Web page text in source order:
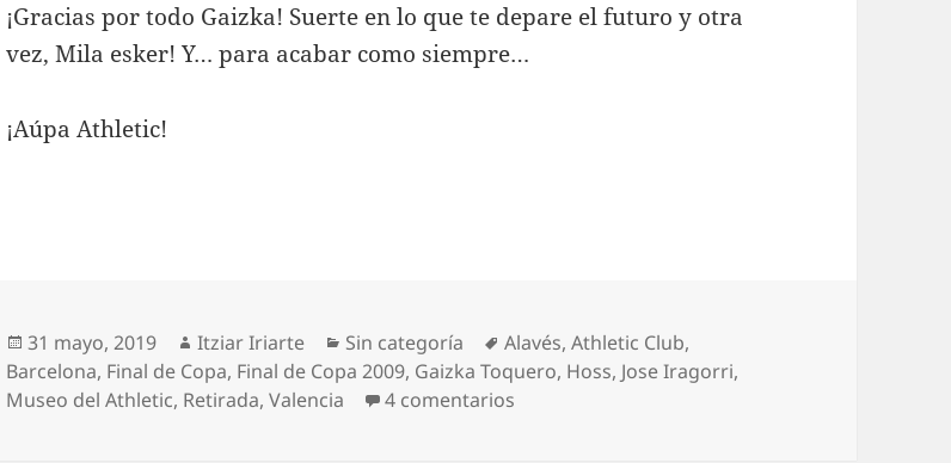
¡Gracias por todo Gaizka! Suerte en lo que te depare el futuro y otra
vez, Mila esker! Y… para acabar como siempre…
¡Aúpa Athletic!
Publicado
el
31 mayo, 2019 Autor
Itziar Iriarte Categorías
Sin categoría Etiquetas
Alavés,Athletic Club,
Barcelona, Final de Copa, Final de Copa 2009, Gaizka Toquero, Hoss, Jose Iragorri,
Museo del Athletic, Retirada,Valencia 4 comentarios